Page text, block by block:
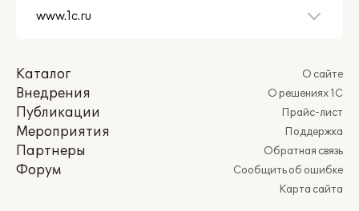
Каталог
Внедрения
Публикации
Мероприятия
Партнеры
Форум
О сайте
О решениях 1С
Прайс-лист
Поддержка
Обратная связь
Сообщить об ошибке
Карта сайта